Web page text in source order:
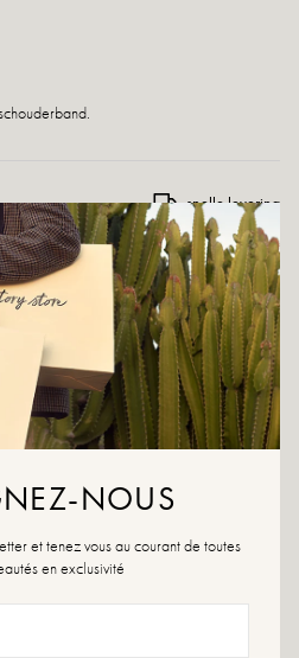
snelle levering
OOK LEUK
NOUS
et tenez vous au courant de toutes
en exclusivité